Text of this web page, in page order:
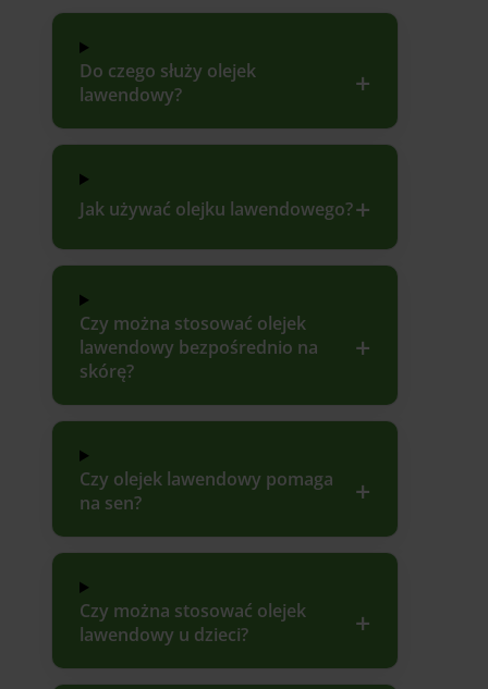
Do czego służy olejek
lawendowy?
Jak używać olejku lawendowego?
Czy można stosować olejek
lawendowy bezpośrednio na
skórę?
Czy olejek lawendowy pomaga
na sen?
Czy można stosować olejek
lawendowy u dzieci?